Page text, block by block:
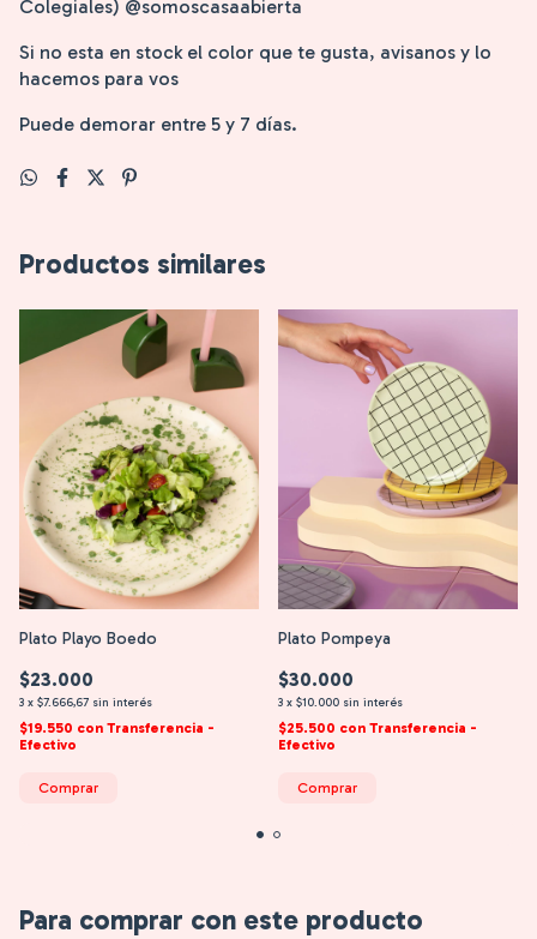
Colegiales) @somoscasaabierta
Si no esta en stock el color que te gusta, avisanos y lo
hacemos para vos
Puede demorar entre 5 y 7 días.
Productos similares
Plato Playo Boedo
$23.000
3 x $7.666,67 sin interés
$19.550 con Transferencia -
Efectivo
Comprar
Plato Pompeya
$30.000
3 x $10.000 sin interés
$25.500 con Transferencia -
Efectivo
Comprar
Para comprar con este producto